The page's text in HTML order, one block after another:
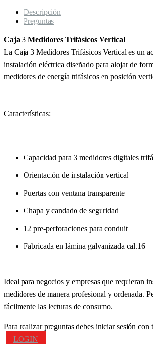
Descripción
Preguntas
Caja 3 Medidores Trifásicos Vertical
La Caja 3 Medidores Trifásicos Vertical es un
instalación eléctrica diseñado para alojar de
medidores de energía trifásicos en posición
Características:
Capacidad para 3 medidores digitales
Orientación de instalación vertical
Puertas con ventana transparente
Chapa y candado de seguridad
12 pre-perforaciones para conduit
Fabricada en lámina galvanizada cal.16
Ideal para negocios y empresas que requieran
medidores de manera profesional y ordenada.
fácilmente las lecturas de consumo.
Para realizar preguntas debes iniciar sesión con
LOGIN